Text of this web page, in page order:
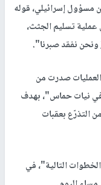
12) عن مسؤول إسرائيلي، قوله
تسليم الجثث،
نفقد صبرنا".
العمليات صدرت من
في نيات حماس"، بهدف
التذرّع بعقبات
التالية"، في